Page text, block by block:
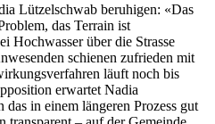
Lützelschwab beruhigen: «Das
das Terrain ist
Hochwasser über die Strasse
schienen zufrieden mit
läuft noch bis
erwartet Nadia
in einem längeren Prozess gut